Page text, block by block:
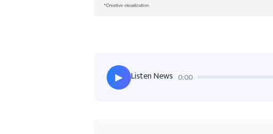
▶ Listen News 0:00